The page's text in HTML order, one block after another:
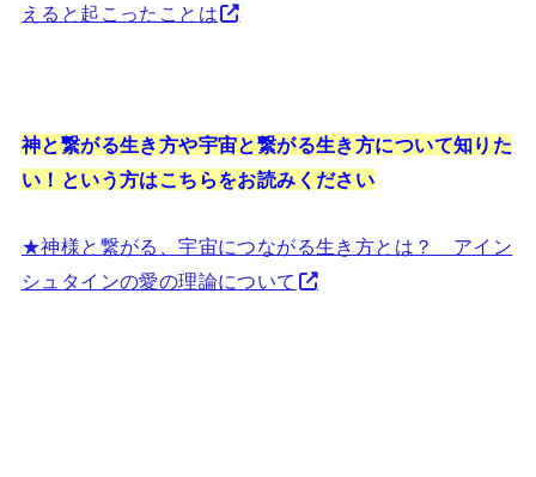
えると起こったことは
神と繋がる生き方や宇宙と繋がる生き方について知りた
い！という方はこちらをお読みください
★神様と繋がる、宇宙につながる生き方とは？ アイン
シュタインの愛の理論について